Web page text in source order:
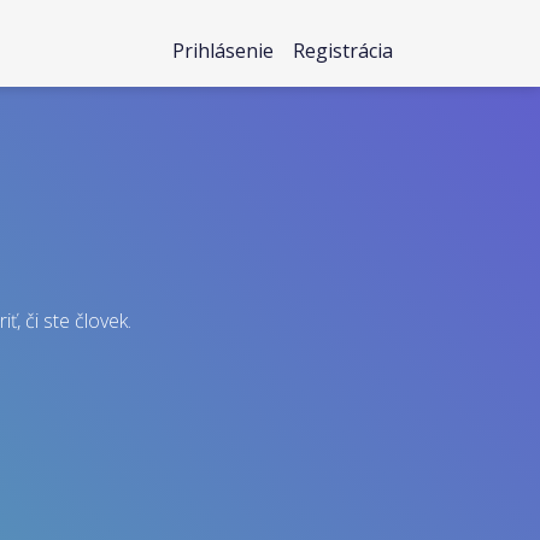
Prihlásenie Registrácia
či ste človek.